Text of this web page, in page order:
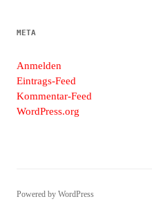
META
Anmelden
Eintrags-Feed
Kommentar-Feed
WordPress.org
Powered by WordPress